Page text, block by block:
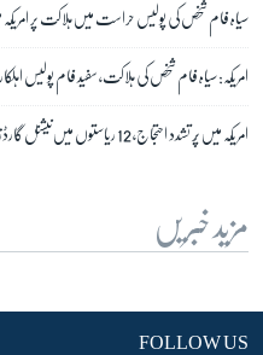
سیاہ فام شخص کی پولیس حراست میں ہلاکت پر
امریکہ: سیاہ فام شخص کی ہلاکت، سفید فام پولیس اہلکار
امریکہ میں پُر تشدد احتجاج، 12 ریاستوں میں نیشنل گارڈز طلب
مزید خبریں
FOLLOW US